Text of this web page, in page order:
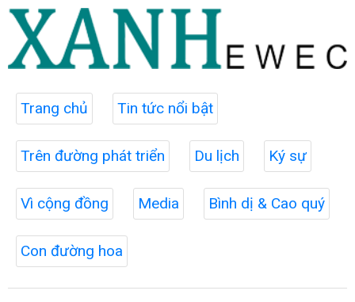
Trang chủ Tin tức nổi bật
Trên đường phát triển Du lịch Ký sự
Vì cộng đồng Media Bình dị & Cao quý
Con đường hoa